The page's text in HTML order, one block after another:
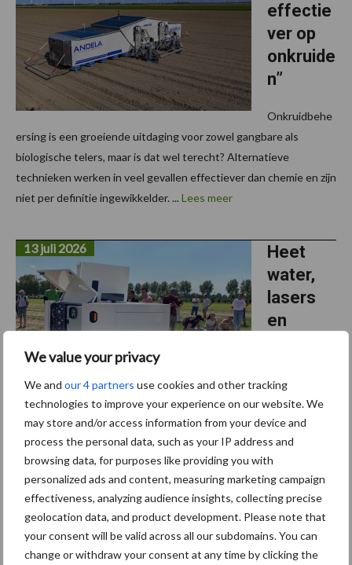
We value your privacy
We and our 4 partners use cookies and other tracking
technologies to improve your experience on our website. We
may store and/or access information from your device and
process the personal data, such as your IP address and
browsing data, for purposes like providing you with
personalized ads and content, measuring marketing campaign
effectiveness, analyzing audience insights, collecting precise
geolocation data, and product development. Please note that
your consent will be valid across all our subdomains. You can
change or withdraw your consent at any time by clicking the
effectie
ver op
onkruide
n”
Onkruidbehe
ersing is een groeiende uitdaging voor zowel gangbare als
biologische telers, maar is dat wel terecht? Alternatieve
technieken werken in veel gevallen effectiever dan chemie en zijn
niet per definitie ingewikkelder. ... Lees meer
Heet
water,
lasers
en
wieden:
robots in
actie
13 juli 2026
onkruidbestrijdingstechnieken hebben uw voorkeur? Dat waren
vragen waarmee telers afreisden naar de Biovelddag in Lelystad.
Verschillende nieuwe en vertrouwde wiedrobots reden een ...
Lees meer